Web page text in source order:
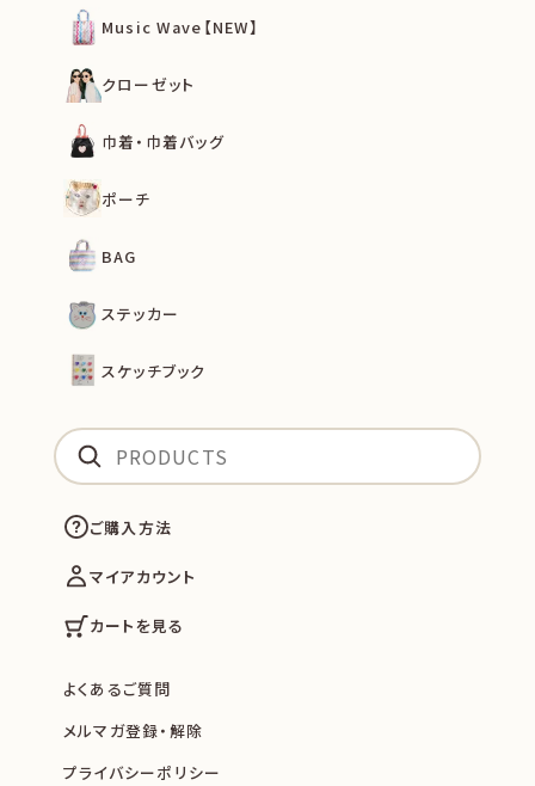
Music Wave【NEW】
クローゼット
巾着・巾着バッグ
ポーチ
BAG
ステッカー
スケッチブック
ご購入方法
マイアカウント
カートを見る
よくあるご質問
メルマガ登録・解除
プライバシーポリシー